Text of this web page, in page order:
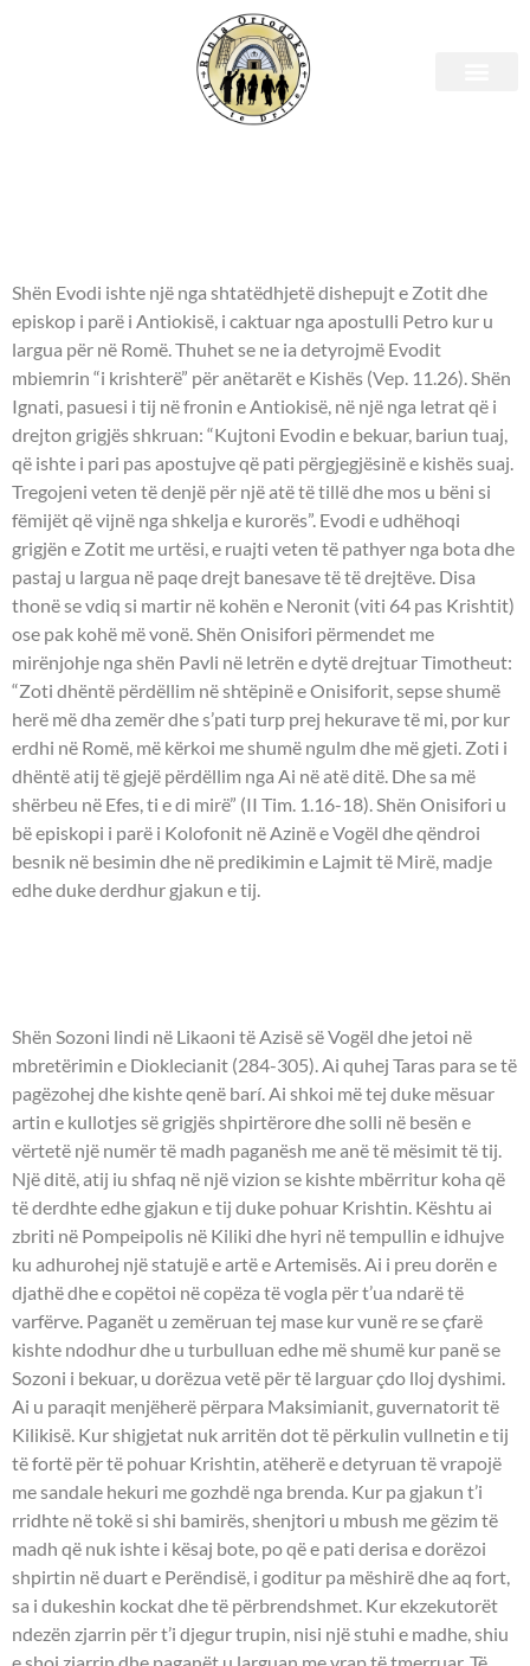
Shenjtori i ditës – 07 Shtator
Shën Evodi ishte një nga shtatëdhjetë dishepujt e Zotit dhe
episkop i parë i Antiokisë, i caktuar nga apostulli Petro kur u
largua për në Romë. Thuhet se ne ia detyrojmë Evodit
mbiemrin “i krishterë” për anëtarët e Kishës (Vep. 11.26). Shën
Ignati, pasuesi i tij në fronin e Antiokisë, në një nga letrat që i
drejton grigjës shkruan: “Kujtoni Evodin e bekuar, bariun tuaj,
që ishte i pari pas apostujve që pati përgjegjësinë e kishës suaj.
Tregojeni veten të denjë për një atë të tillë dhe mos u bëni si
fëmijët që vijnë nga shkelja e kurorës”. Evodi e udhëhoqi
grigjën e Zotit me urtësi, e ruajti veten të pathyer nga bota dhe
pastaj u largua në paqe drejt banesave të të drejtëve. Disa
thonë se vdiq si martir në kohën e Neronit (viti 64 pas Krishtit)
ose pak kohë më vonë. Shën Onisifori përmendet me
mirënjohje nga shën Pavli në letrën e dytë drejtuar Timotheut:
“Zoti dhëntë përdëllim në shtëpinë e Onisiforit, sepse shumë
herë më dha zemër dhe s’pati turp prej hekurave të mi, por kur
erdhi në Romë, më kërkoi me shumë ngulm dhe më gjeti. Zoti i
dhëntë atij të gjejë përdëllim nga Ai në atë ditë. Dhe sa më
shërbeu në Efes, ti e di mirë” (II Tim. 1.16-18). Shën Onisifori u
bë episkopi i parë i Kolofonit në Azinë e Vogël dhe qëndroi
besnik në besimin dhe në predikimin e Lajmit të Mirë, madje
edhe duke derdhur gjakun e tij.
Shën Sozoni lindi në Likaoni të Azisë së Vogël dhe jetoi në
mbretërimin e Dioklecianit (284-305). Ai quhej Taras para se të
pagëzohej dhe kishte qenë barí. Ai shkoi më tej duke mësuar
artin e kullotjes së grigjës shpirtërore dhe solli në besën e
vërtetë një numër të madh paganësh me anë të mësimit të tij.
Një ditë, atij iu shfaq në një vizion se kishte mbërritur koha që
të derdhte edhe gjakun e tij duke pohuar Krishtin. Kështu ai
zbriti në Pompeipolis në Kiliki dhe hyri në tempullin e idhujve
ku adhurohej një statujë e artë e Artemisës. Ai i preu dorën e
djathë dhe e copëtoi në copëza të vogla për t’ua ndarë të
varfërve. Paganët u zemëruan tej mase kur vunë re se çfarë
kishte ndodhur dhe u turbulluan edhe më shumë kur panë se
Sozoni i bekuar, u dorëzua vetë për të larguar çdo lloj dyshimi.
Ai u paraqit menjëherë përpara Maksimianit, guvernatorit të
Kilikisë. Kur shigjetat nuk arritën dot të përkulin vullnetin e tij
të fortë për të pohuar Krishtin, atëherë e detyruan të vrapojë
me sandale hekuri me gozhdë nga brenda. Kur pa gjakun t’i
rridhte në tokë si shi bamirës, shenjtori u mbush me gëzim të
madh që nuk ishte i kësaj bote, po që e pati derisa e dorëzoi
shpirtin në duart e Perëndisë, i goditur pa mëshirë dhe aq fort,
sa i dukeshin kockat dhe të përbrendshmet. Kur ekzekutorët
ndezën zjarrin për t’i djegur trupin, nisi një stuhi e madhe, shiu